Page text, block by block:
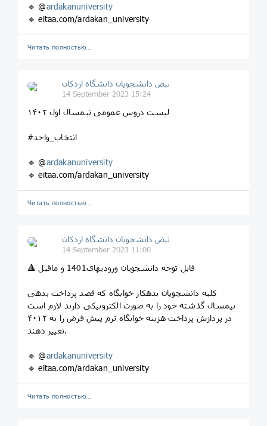
🔹 @ardakanuniversity
🔹 eitaa.com/ardakan_university
Читать полностью…
نبض دانشجویان دانشگاه اردکان
14 September 2023 15:24
لیست دروس عمومی نیمسال اول ‌۱۴۰۲
#انتخاب_واحد
🔹 @ardakanuniversity
🔹 eitaa.com/ardakan_university
Читать полностью…
نبض دانشجویان دانشگاه اردکان
14 September 2023 11:00
🔺 قابل توجه دانشجویان ورودیهای1401 و ماقبل
کلیه دانشجویان بدهکار خوابگاه که قصد پرداخت بدهی
نیمسال گذشته خود را به صورت الکترونیکی دارند لازم است
در پردازش پرداخت هزینه خوابگاه ترم پیش فرض را به ۴۰۱۲
تغییر دهند.
🔹 @ardakanuniversity
🔹 eitaa.com/ardakan_university
Читать полностью…